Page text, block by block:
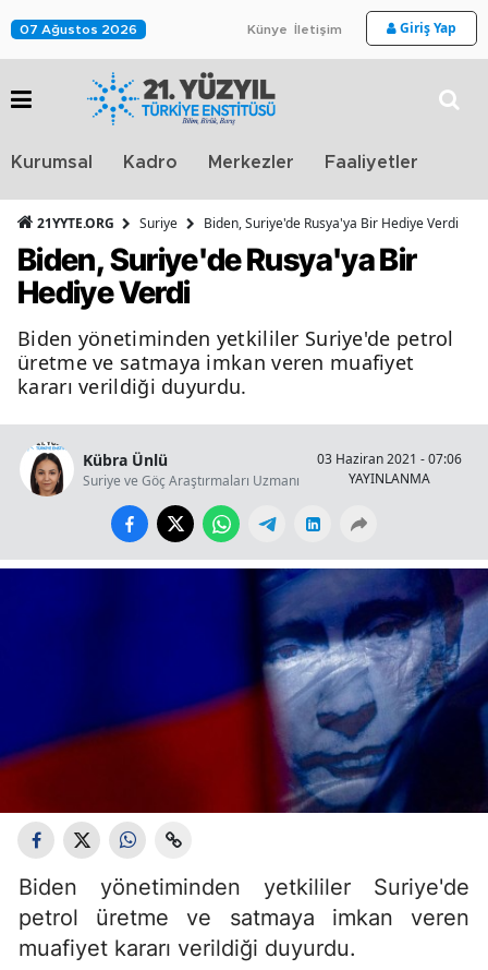
07 Ağustos 2026 Künye İletişim Giriş Yap
Kurumsal Kadro Merkezler Faaliyetler
21YYTE.ORG Suriye Biden, Suriye'de Rusya'ya Bir Hediye Verdi
Biden, Suriye'de Rusya'ya Bir
Hediye Verdi
Biden yönetiminden yetkililer Suriye'de petrol
üretme ve satmaya imkan veren muafiyet
kararı verildiği duyurdu.
Kübra Ünlü
Suriye ve Göç Araştırmaları Uzmanı
03 Haziran 2021 - 07:06
YAYINLANMA
Biden yönetiminden yetkililer Suriye'de
petrol üretme ve satmaya imkan veren
muafiyet kararı verildiği duyurdu.